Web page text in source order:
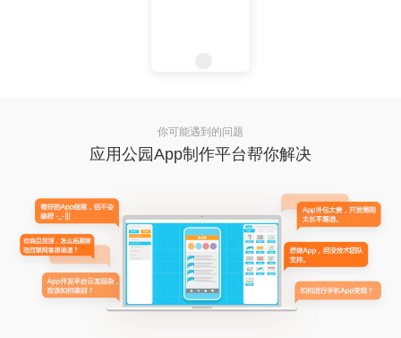
你可能遇到的问题
应用公园App制作平台帮你解决